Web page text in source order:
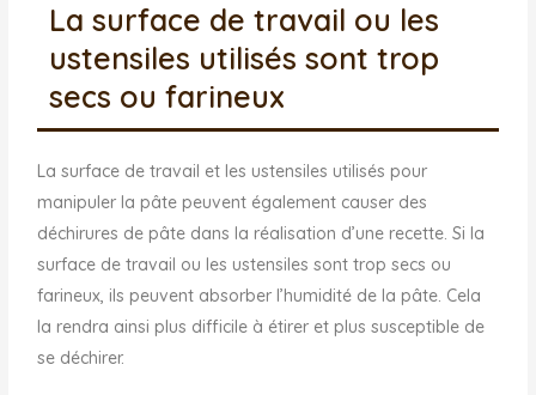
La surface de travail ou les
ustensiles utilisés sont trop
secs ou farineux
La surface de travail et les ustensiles utilisés pour
manipuler la pâte peuvent également causer des
déchirures de pâte dans la réalisation d’une recette. Si la
surface de travail ou les ustensiles sont trop secs ou
farineux, ils peuvent absorber l’humidité de la pâte. Cela
la rendra ainsi plus difficile à étirer et plus susceptible de
se déchirer.